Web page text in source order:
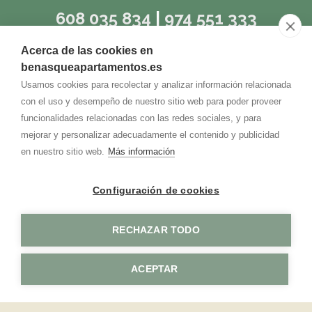
Acerca de las cookies en
benasqueapartamentos.es
Usamos cookies para recolectar y analizar información relacionada
con el uso y desempeño de nuestro sitio web para poder proveer
funcionalidades relacionadas con las redes sociales, y para
mejorar y personalizar adecuadamente el contenido y publicidad
en nuestro sitio web. Más información
Configuración de cookies
RECHAZAR TODO
ACEPTAR
608 035 834 974 551 333
O ESCRÍBENOS A:
jmgabas@hotmail.es
Política de cookies -
Reservas